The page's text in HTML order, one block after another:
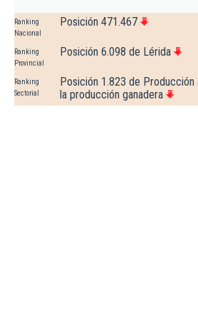
Ranking
Nacional
Posición 471.467
Ranking
Provincial
Posición 6.098 de Lérida
Ranking
Sectorial
Posición 1.823 de
la producción ganadera